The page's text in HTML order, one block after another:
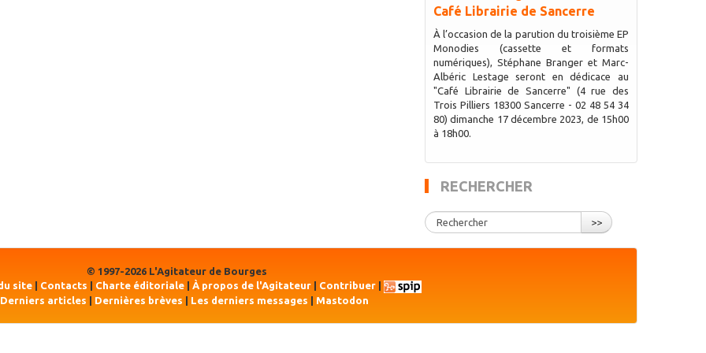
Café Librairie de Sancerre
À l’occasion de la parution du troisième EP
Monodies (cassette et formats
numériques), Stéphane Branger et Marc-
Albéric Lestage seront en dédicace au
"Café Librairie de Sancerre" (4 rue des
Trois Pilliers 18300 Sancerre - 02 48 54 34
80) dimanche 17 décembre 2023, de 15h00
à 18h00.
RECHERCHER
>>
© 1997-2026 L'Agitateur de Bourges
site Contacts Charte éditoriale À propos de l'Agitateur Contribuer
Derniers articles | Dernières brèves | Les derniers messages | Mastodon